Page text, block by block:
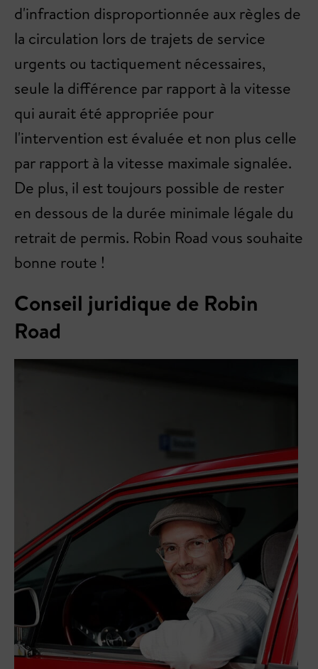
d'infraction disproportionnée aux règles de
la circulation lors de trajets de service
urgents ou tactiquement nécessaires,
seule la différence par rapport à la vitesse
qui aurait été appropriée pour
l'intervention est évaluée et non plus celle
par rapport à la vitesse maximale signalée.
De plus, il est toujours possible de rester
en dessous de la durée minimale légale du
retrait de permis. Robin Road vous souhaite
bonne route !
Conseil juridique de Robin
Road